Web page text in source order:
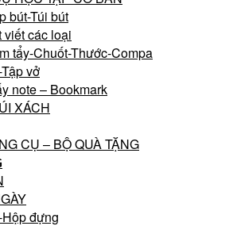
bút-Túi bút
viết các loại
tẩy-Chuốt-Thước-Compa
vở
note – Bookmark
XÁCH
CỤ – BỘ QUÀ TẶNG
đựng